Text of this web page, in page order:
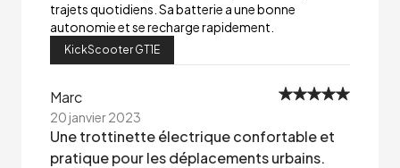
trajets quotidiens. Sa batterie a une bonne
autonomie et se recharge rapidement.
KickScooter GT1E
Marc
20 janvier 2023
Une trottinette électrique confortable et
pratique pour les déplacements urbains.